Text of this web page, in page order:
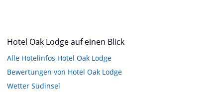
Hotel Oak Lodge auf einen Blick
Alle Hotelinfos Hotel Oak Lodge
Bewertungen von Hotel Oak Lodge
Wetter Südinsel